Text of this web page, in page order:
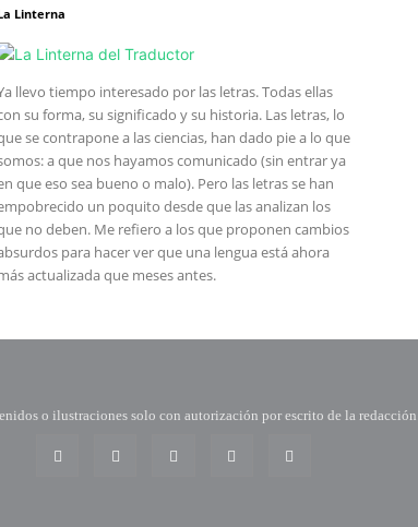
Linterna
llevo tiempo interesado por las letras. Todas ellas
su forma, su significado y su historia. Las letras, lo
se contrapone a las ciencias, han dado pie a lo que
a que nos hayamos comunicado (sin entrar ya
que eso sea bueno o malo). Pero las letras se han
un poquito desde que las analizan los
no deben. Me refiero a los que proponen cambios
para hacer ver que una lengua está ahora
actualizada que meses antes.
o ilustraciones solo con autorización por escrito de la